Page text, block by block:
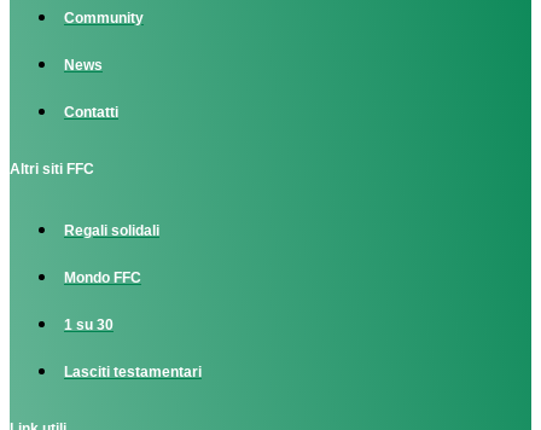
Community
News
Contatti
Altri siti FFC
Regali solidali
Mondo FFC
1 su 30
Lasciti testamentari